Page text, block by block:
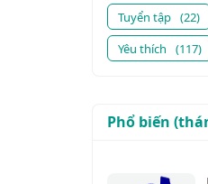
Tuyển tập (22)
Yêu thích
(117)
Phổ biến